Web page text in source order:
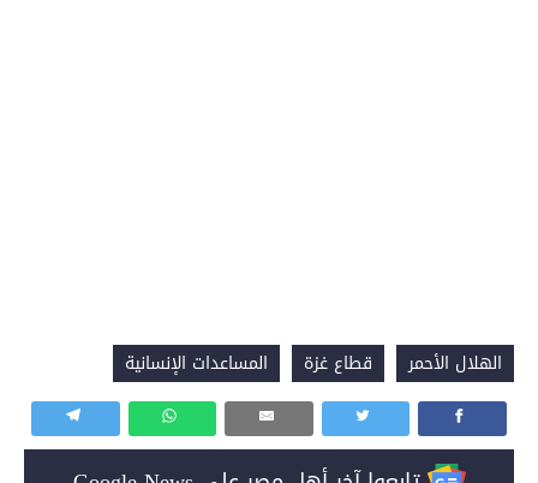
الهلال الأحمر قطاع غزة المساعدات الإنسانية